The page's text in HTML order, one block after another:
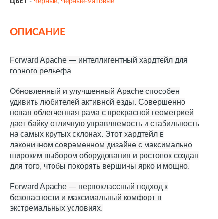
ЦВЕТ - Черные Черные-матовые
ОПИСАНИЕ
Forward Apache — интеллигентный хардтейл для
горного рельефа
Обновленный и улучшенный Apache способен
удивить любителей активной езды. Совершенно
новая облегченная рама с прекрасной геометрией
дает байку отличную управляемость и стабильность
на самых крутых склонах. Этот хардтейл в
лаконичном современном дизайне с максимально
широким выбором оборудования и ростовок создан
для того, чтобы покорять вершины ярко и мощно.
Forward Apache — первоклассный подход к
безопасности и максимальный комфорт в
экстремальных условиях.